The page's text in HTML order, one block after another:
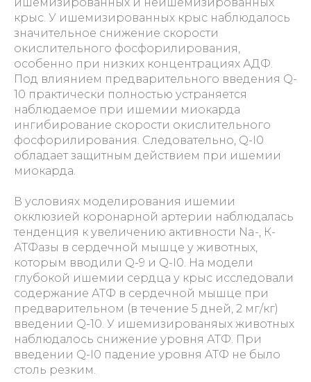
крыс. У ишемизированных крыс наблюдалось
значительное снижение скорости
окислительного фосфорилирования,
особенно при низких концентрациях АДФ.
Под влиянием предварительного введения Q-
10 практически полностью устраняется
наблюдаемое при ишемии миокарда
ингибирование скорости окислительного
фосфорилирования. Следовательно, Q-I0
обладает защитным действием при ишемии
миокарда.
В условиях моделирования ишемии
окклюзией коронарной артерии наблюдалась
тенденция к увеличению активности Na-, К-
АТФазы в сердечной мышце у животных,
которым вводили Q-9 и Q-I0. На модели
глубокой ишемии сердца у крыс исследовали
содержание АТФ в сердечной мышце при
предварительном (в течение 5 дней, 2 мг/кг)
введении Q-10. У ишемизированяых животных
наблюдалось снижение уровня АТФ. При
введении Q-I0 падение уровня АТФ не было
столь резким.